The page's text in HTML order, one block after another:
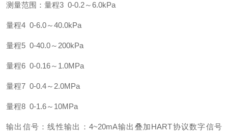
测量范围：量程3 0-0.2～6.0kPa
量程4 0-6.0～40.0kPa
量程5 0-40.0～200kPa
量程6 0-0.16～1.0MPa
量程7 0-0.4～2.0MPa
量程8 0-1.6～10MPa
输出信号：线性输出：4~20mA输出叠加HART协议数字信号